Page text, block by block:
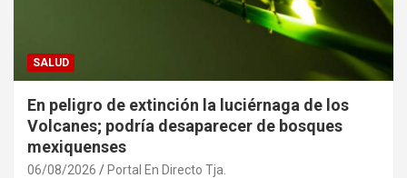
SALUD
En peligro de extinción la luciérnaga de los
Volcanes; podría desaparecer de bosques
mexiquenses
06/08/2026 Portal En Directo Tja.